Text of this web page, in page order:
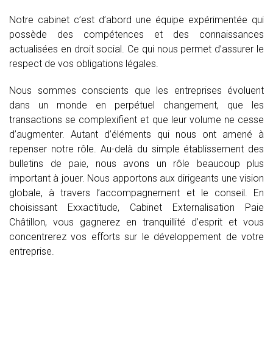
Notre cabinet c’est d’abord une équipe expérimentée qui
possède des compétences et des connaissances
actualisées en droit social. Ce qui nous permet d’assurer le
respect de vos obligations légales.
Nous sommes conscients que les entreprises évoluent
dans un monde en perpétuel changement, que les
transactions se complexifient et que leur volume ne cesse
d’augmenter. Autant d’éléments qui nous ont amené à
repenser notre rôle. Au-delà du simple établissement des
bulletins de paie, nous avons un rôle beaucoup plus
important à jouer. Nous apportons aux dirigeants une vision
globale, à travers l’accompagnement et le conseil. En
choisissant Exxactitude, Cabinet Externalisation Paie
Châtillon, vous gagnerez en tranquillité d’esprit et vous
concentrerez vos efforts sur le développement de votre
entreprise.